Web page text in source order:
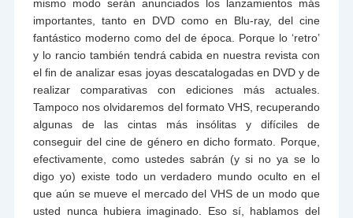
mismo modo serán anunciados los lanzamientos más
importantes, tanto en DVD como en Blu-ray, del cine
fantástico moderno como del de época. Porque lo ‘retro’
y lo rancio también tendrá cabida en nuestra revista con
el fin de analizar esas joyas descatalogadas en DVD y de
realizar comparativas con ediciones más actuales.
Tampoco nos olvidaremos del formato VHS, recuperando
algunas de las cintas más insólitas y difíciles de
conseguir del cine de género en dicho formato. Porque,
efectivamente, como ustedes sabrán (y si no ya se lo
digo yo) existe todo un verdadero mundo oculto en el
que aún se mueve el mercado del VHS de un modo que
usted nunca hubiera imaginado. Eso sí, hablamos del